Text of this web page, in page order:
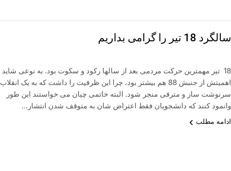
سالگرد 18 تیر را گرامی بداریم
18 تیر مهمترین حرکت مردمی بعد از سالها رکود و سکوت بود. به نوعی شاید
اهمیتش از جنبش 88 هم بیشتر بود، چرا این ظرفیت را داشت که به یک انقلاب
سرنوشت ساز و مترقی منجر شود. البته خاتمی چیان می خواستند این طور
وانمود کنند که دانشجویان فقط اعتراض شان به متوقف شدن انتشار…
ادامه مطلب